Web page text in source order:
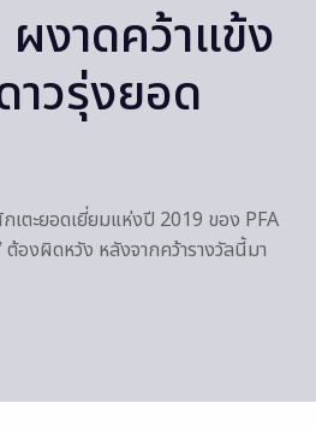
งาดคว้าแข้ง
าวรุ่งยอด
เตะยอดเยี่ยมแห่งปี 2019 ของ PFA
ต้องผิดหวัง หลังจากคว้ารางวัลนี้มา